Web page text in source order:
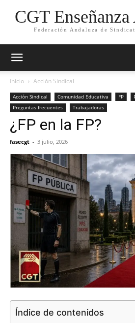
CGT
Federación Andaluza de
Inicio Acción Sindical
Acción Sindical Comunidad Educativa FP
Preguntas frecuentes
Trabajadoras
¿FP en la FP?
fasecgt - 3 julio, 2026
Índice de contenidos